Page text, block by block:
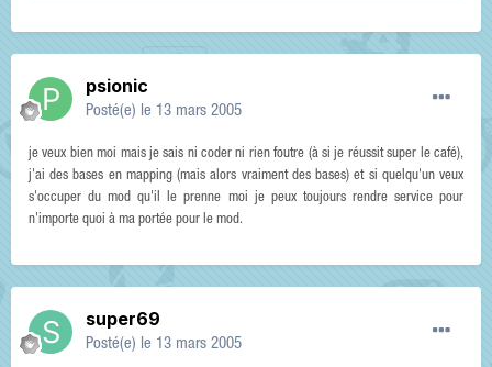
psionic
Posté(e) le 13 mars 2005
je veux bien moi mais je sais ni coder ni rien foutre (à si je réussit super le café),
j'ai des bases en mapping (mais alors vraiment des bases) et si quelqu'un veux
s'occuper du mod qu'il le prenne moi je peux toujours rendre service pour
n'importe quoi à ma portée pour le mod.
super69
Posté(e) le 13 mars 2005